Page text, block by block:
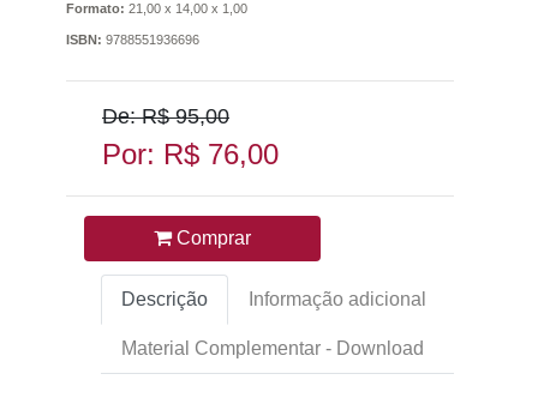
Formato: 21,00 x 14,00 x 1,00
ISBN: 9788551936696
De: R$ 95,00
Por: R$ 76,00
Comprar
Descrição Informação adicional
Material Complementar - Download